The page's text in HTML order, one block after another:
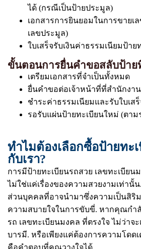
ได้ (กรณีเป็นป้ายประมูล)
เอกสารการยินยอมในการขายเ
เลขประมูล)
ใบเสร็จรับเงินค่าธรรมเนียมป้าย
ขั้นตอนการยื่นคำขอสลับป้าย
เตรียมเอกสารที่จำเป็นทั้งหมด
ยื่นคำขอต่อเจ้าหน้าที่ที่สำนักงา
ชำระค่าธรรมเนียมและรับใบเสร็
รอรับแผ่นป้ายทะเบียนใหม่ (ตาม
ทำไมต้องเลือกซื้อป้ายทะ
กับเรา?
การมีป้ายทะเบียนรถสวย เลขทะเบียน
ไม่ใช่แค่เรื่องของความสวยงามเท่านั้
ส่วนบุคคลที่อาจนำมาซึ่งความเป็นสิริ
ความสบายใจในการขับขี่. หากคุณกำ
รถ เลขทะเบียนมงคล ที่ตรงใจ ไม่ว่าจะ
บารมี. หรือเพียงแค่ต้องการความโดด
คือคำตอบที่คุณวางใจได้